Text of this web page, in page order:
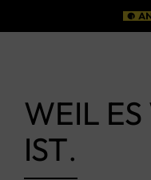
WEIL
IST.